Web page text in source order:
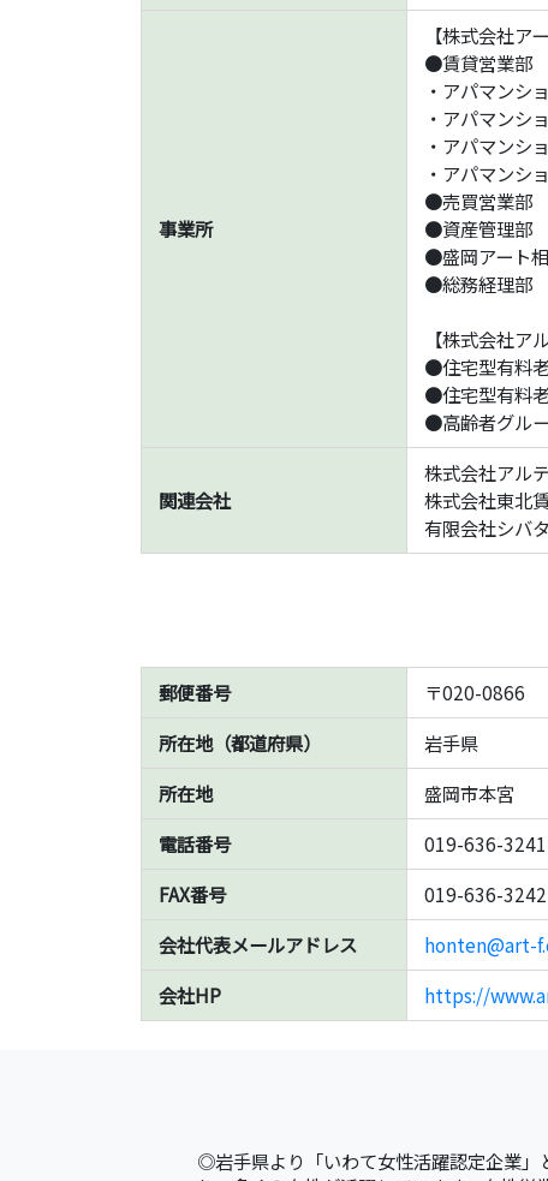
事業所
【株式会社ア
●賃貸営業部
・アパマンシ
・アパマンシ
・アパマンシ
・アパマンシ
●売買営業部
●資産管理部
●盛岡アート
●総務経理部
【株式会社ア
●住宅型有料
●住宅型有料
●高齢者グル
関連会社
株式会社アル
株式会社東北
有限会社シバ
郵便番号
〒020-0866
所在地（都道府県）
岩手県
所在地
盛岡市本宮
電話番号
019-636-3241
FAX番号
019-636-3242
会社代表メールアドレス
honten@art-
会社HP
https://
◎岩手県より「いわて女性活躍認定企業」